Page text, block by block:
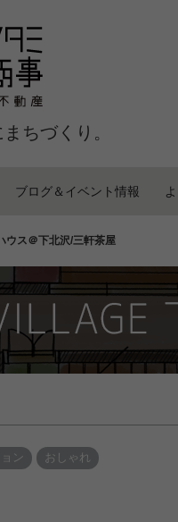
ちづくり。
ブログ＆イベント情報
ウス＠下北沢/三軒茶屋
ン おしゃれ